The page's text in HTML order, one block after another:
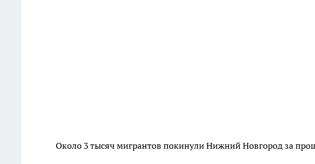
Около 3 тысяч мигрантов покинули Нижний Новгород за